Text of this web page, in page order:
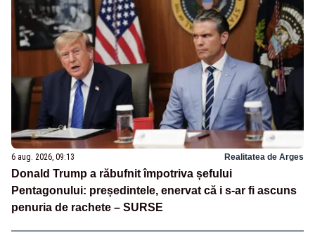
6 aug. 2026, 09:13 Realitatea de Arges
Donald Trump a răbufnit împotriva șefului
Pentagonului: președintele, enervat că i s-ar fi ascuns
penuria de rachete – SURSE